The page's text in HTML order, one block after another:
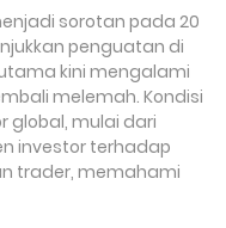
sorotan pada 20
penguatan di
kini mengalami
melemah. Kondisi
global, mulai dari
investor terhadap
trader, memahami